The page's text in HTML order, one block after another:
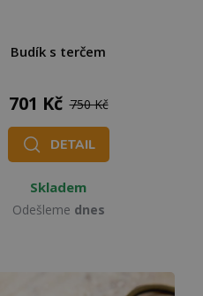
Budík s terčem
701 Kč 750 Kč
DETAIL
Skladem
Odešleme dnes